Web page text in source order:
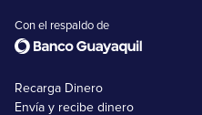
Con el respaldo de
Recarga Dinero
Envía y recibe dinero